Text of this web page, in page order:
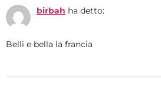
birbah ha detto:
Belli e bella la francia